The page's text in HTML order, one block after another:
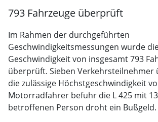
793 Fahrzeuge überprüft
Im Rahmen der durchgeführten
Geschwindigkeitsmessungen wurde
Geschwindigkeit von insgesamt 793
überprüft. Sieben Verkehrsteilnehmer
die zulässige Höchstgeschwindigkeit
Motorradfahrer befuhr die L 425 mit
betroffenen Person droht ein Bußgeld.